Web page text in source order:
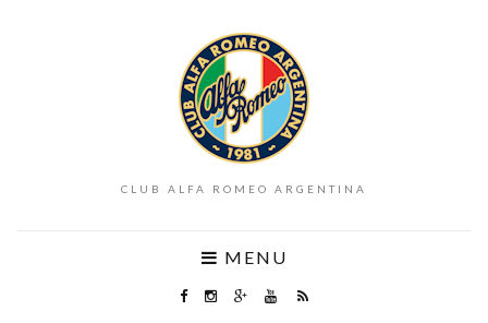
CLUB ALFA ROMEO ARGENTINA
MENU